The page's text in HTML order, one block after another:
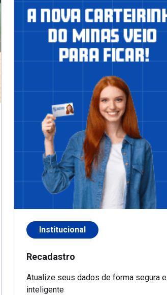
Institucional
Recadastro
Atualize seus dados de forma segura e
inteligente